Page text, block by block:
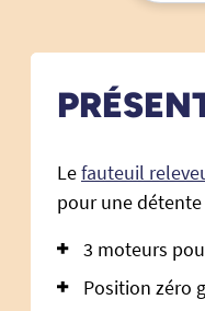
Lefauteuil
pour une
3 moteurs
Position zéro